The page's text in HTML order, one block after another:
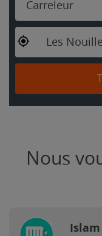
Carreleur
Les
Nous